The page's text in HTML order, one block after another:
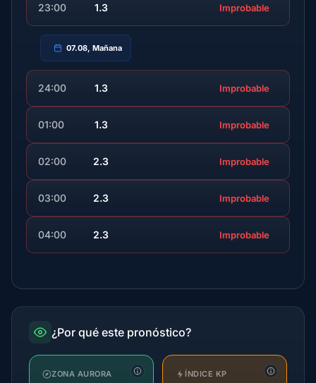
23:00 1.3 Improbable
07.08, Mañana
24:00 1.3 Improbable
01:00 1.3 Improbable
02:00 2.3 Improbable
03:00 2.3 Improbable
04:00 2.3 Improbable
¿Por qué este pronóstico?
ZONA AURORA ÍNDICE KP